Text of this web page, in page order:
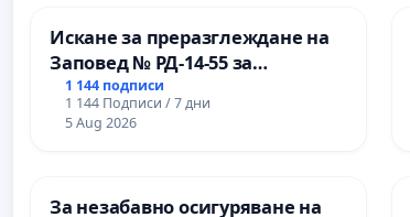
Искане за преразглеждане на
Заповед № РД-14-55 за
вливането на
Професионалната гимназия по
промишлени технологии в
1 144 подписи
1 144 Подписи / 7 дни
5 Aug 2026
За незабавно осигуряване на